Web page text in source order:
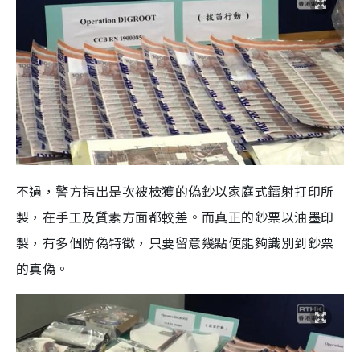
不過，警方指出是次被檢獲的偽鈔以家庭式鐳射打印所
製，在手工及質素方面都較差。而真正的鈔票以油墨印
製，有多個防偽特徵，只要留意幾點便能夠識別到鈔票
的真偽。